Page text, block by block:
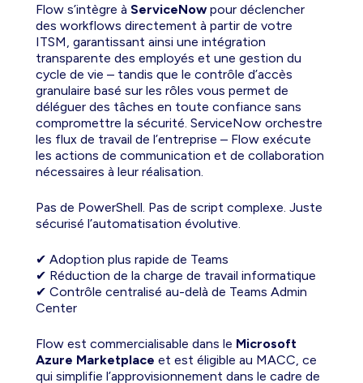
Flow s’intègre à ServiceNow pour déclencher
des workflows directement à partir de votre
ITSM, garantissant ainsi une intégration
transparente des employés et une gestion du
cycle de vie – tandis que le contrôle d’accès
granulaire basé sur les rôles vous permet de
déléguer des tâches en toute confiance sans
compromettre la sécurité. ServiceNow orchestre
les flux de travail de l’entreprise – Flow exécute
les actions de communication et de collaboration
nécessaires à leur réalisation.
Pas de PowerShell. Pas de script complexe. Juste
sécurisé l’automatisation évolutive.
✔ Adoption plus rapide de Teams
✔ Réduction de la charge de travail informatique
✔ Contrôle centralisé au-delà de Teams Admin
Center
Flow est commercialisable dans le Microsoft
Azure Marketplace et est éligible au MACC, ce
qui simplifie l’approvisionnement dans le cadre de